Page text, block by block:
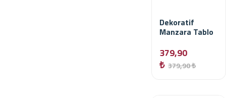
Dekoratif
Manzara Tablo
379,90
₺ 379,90 ₺